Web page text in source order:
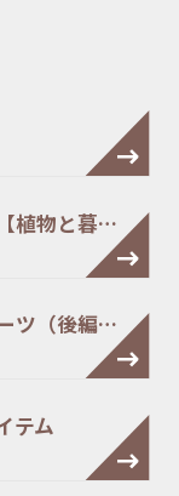
植物と暮…
ツ（後編…
テム